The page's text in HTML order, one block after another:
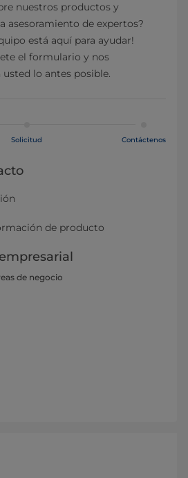
nuestros productos y
asesoramiento de expertos?
está aquí para ayudar!
el formulario y nos
lo antes posible.
Solicitud Contáctenos
de producto
de negocio